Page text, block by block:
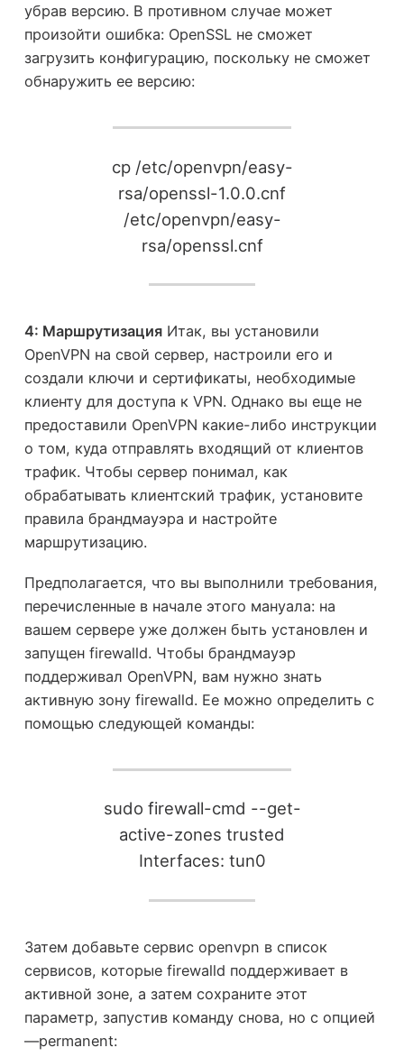
убрав версию. В противном случае может
произойти ошибка: OpenSSL не сможет
загрузить конфигурацию, поскольку не сможет
обнаружить ее версию:
cp /etc/openvpn/easy-
rsa/openssl-1.0.0.cnf
/etc/openvpn/easy-
rsa/openssl.cnf
4: МаршрутизацияИтак, вы установили
OpenVPN на свой сервер, настроили его и
создали ключи и сертификаты, необходимые
клиенту для доступа к VPN. Однако вы еще не
предоставили OpenVPN какие-либо инструкции
о том, куда отправлять входящий от клиентов
трафик. Чтобы сервер понимал, как
обрабатывать клиентский трафик, установите
правила брандмауэра и настройте
маршрутизацию.
Предполагается, что вы выполнили требования,
перечисленные в начале этого мануала: на
вашем сервере уже должен быть установлен и
запущен firewalld. Чтобы брандмауэр
поддерживал OpenVPN, вам нужно знать
активную зону firewalld. Ее можно определить с
помощью следующей команды:
sudo firewall-cmd --get-
active-zones trusted
Interfaces: tun0
Затем добавьте сервис openvpn в список
сервисов, которые firewalld поддерживает в
активной зоне, а затем сохраните этот
параметр, запустив команду снова, но с опцией
—permanent: